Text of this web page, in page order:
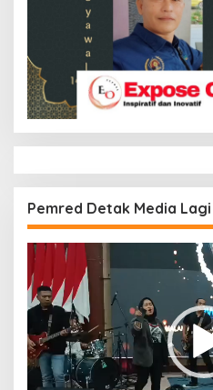
Pemred Detak Media
Pemutar
Video